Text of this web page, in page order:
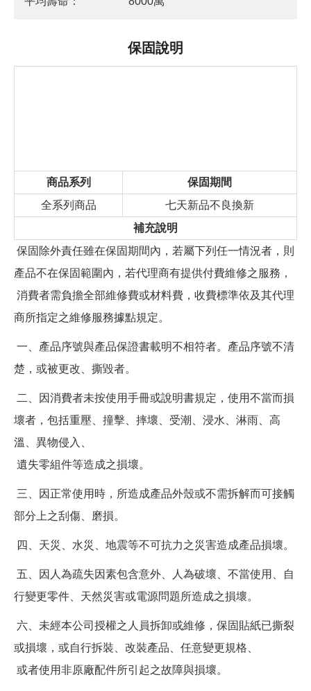
保固說明
商品系列
保固期間
全系列商品
七天新品不良換新
補充說明
保固除外責任雖在保固期間內，若屬下列任一情況者，則
產品不在保固範圍內，若代理商有提供付費維修之服務，
消費者需負擔全部維修費或材料費，收費標準依及其代理
商所指定之維修服務據點規定。
一、產品序號與產品保證書載明不相符者。產品序號不清
楚，或被更改、撕毀者。
二、因消費者未按使用手冊或說明書規定，使用不當而損
壞者，包括重壓、撞擊、摔壞、受潮、浸水、淋雨、高
溫、異物侵入、
遺失零組件等造成之損壞。
三、因正常使用時，所造成產品外殼或不需拆解而可接觸
部分上之刮傷、磨損。
四、天災、水災、地震等不可抗力之災害造成產品損壞。
五、因人為疏失因素包含意外、人為破壞、不當使用、自
行變更零件、天然災害或電源問題所造成之損壞。
六、未經本公司授權之人員拆卸或維修，保固貼紙已撕裂
或損壞，或自行拆裝、改裝產品、任意變更規格、
或者使用非原廠配件所引起之故障與損壞。